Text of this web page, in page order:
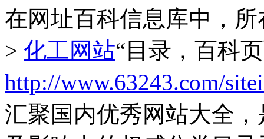
在网址百科信息库中，
> 化工网站“目录，百科
http://www.63243.com/
汇聚国内优秀网站大全